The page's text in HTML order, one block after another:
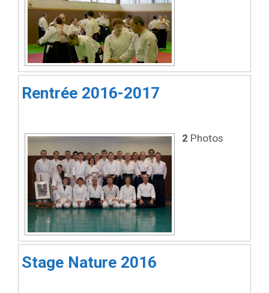
Rentrée 2016-2017
2 Photos
Stage Nature 2016